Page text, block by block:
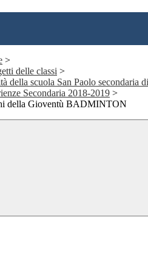
>
delle classi >
della scuola San Paolo secondaria
Secondaria 2018-2019 >
della Gioventù BADMINTON